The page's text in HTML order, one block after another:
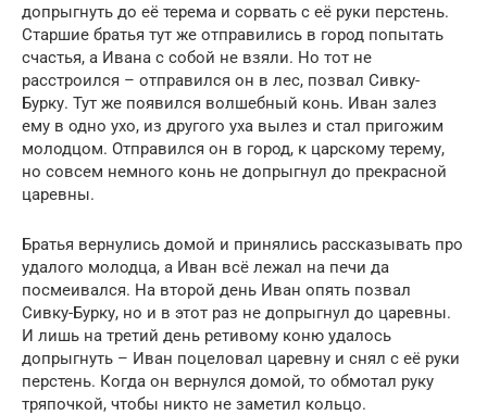
допрыгнуть до её терема и сорвать с её руки перстень.
Старшие братья тут же отправились в город попытать
счастья, а Ивана с собой не взяли. Но тот не
расстроился – отправился он в лес, позвал Сивку-
Бурку. Тут же появился волшебный конь. Иван залез
ему в одно ухо, из другого уха вылез и стал пригожим
молодцом. Отправился он в город, к царскому терему,
но совсем немного конь не допрыгнул до прекрасной
царевны.
Братья вернулись домой и принялись рассказывать про
удалого молодца, а Иван всё лежал на печи да
посмеивался. На второй день Иван опять позвал
Сивку-Бурку, но и в этот раз не допрыгнул до царевны.
И лишь на третий день ретивому коню удалось
допрыгнуть – Иван поцеловал царевну и снял с её руки
перстень. Когда он вернулся домой, то обмотал руку
тряпочкой, чтобы никто не заметил кольцо.